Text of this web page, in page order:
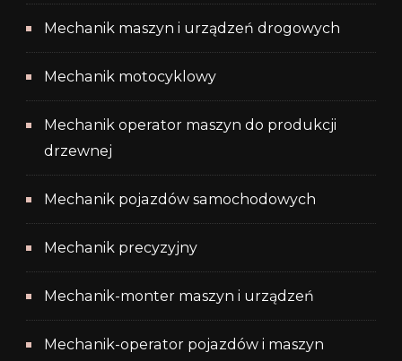
Mechanik maszyn i urządzeń drogowych
Mechanik motocyklowy
Mechanik operator maszyn do produkcji
drzewnej
Mechanik pojazdów samochodowych
Mechanik precyzyjny
Mechanik-monter maszyn i urządzeń
Mechanik-operator pojazdów i maszyn